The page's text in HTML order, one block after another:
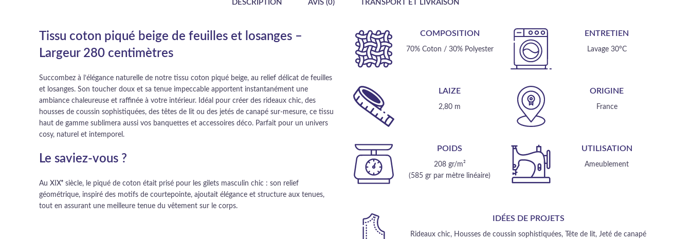
DESCRIPTION AVIS (0) TRANSPORT ET LIVRAISON
Tissu coton piqué beige de feuilles et losanges –
Largeur 280 centimètres
Succombez à l’élégance naturelle de notre tissu coton piqué beige, au relief délicat de feuilles
et losanges. Son toucher doux et sa tenue impeccable apportent instantanément une
ambiance chaleureuse et raffinée à votre intérieur. Idéal pour créer des rideaux chic, des
housses de coussin sophistiquées, des têtes de lit ou des jetés de canapé sur-mesure, ce tissu
haut de gamme sublimera aussi vos banquettes et accessoires déco. Parfait pour un univers
cosy, naturel et intemporel.
Le saviez-vous ?
Au XIXᵉ siècle, le piqué de coton était prisé pour les gilets masculin chic : son relief
géométrique, inspiré des motifs de courtepointe, ajoutait élégance et structure aux tenues,
tout en assurant une meilleure tenue du vêtement sur le corps.
COMPOSITION
70% Coton / 30% Polyester
LAIZE
2,80 m
POIDS
208 gr/m²
(585 gr par mètre linéaire)
ENTRETIEN
Lavage 30°C
ORIGINE
France
UTILISATION
Ameublement
IDÉES DE PROJETS
Rideaux chic, Housses de coussin sophistiquées, Tête de lit, Jeté de canapé